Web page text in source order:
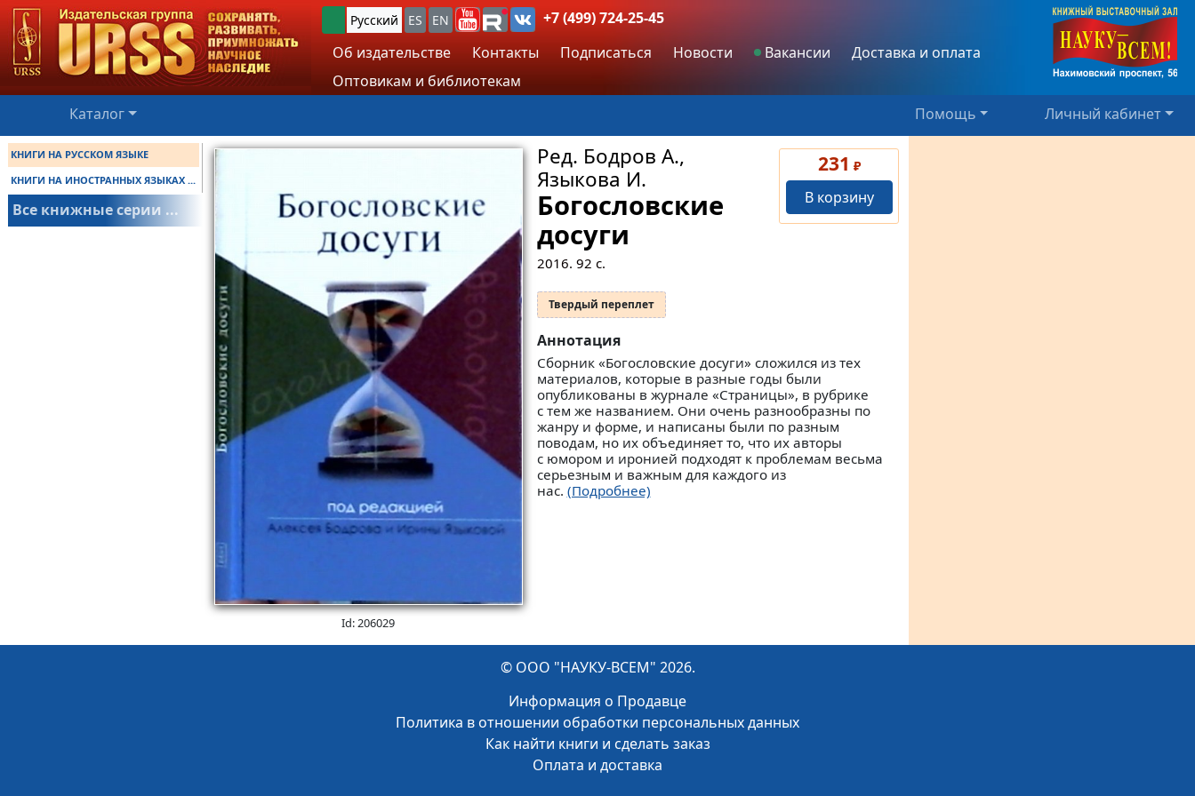
Русский ES EN
+7 (499) 724-25-45
Об издательстве
Контакты Подписаться Новости Вакансии
Доставка и оплата
Оптовикам и библиотекам
Каталог
Помощь Личный кабинет
КНИГИ НА РУССКОМ ЯЗЫКЕ
КНИГИ НА ИНОСТРАННЫХ ЯЗЫКАХ ...
Все книжные серии ...
Id: 206029
231 ₽
В корзину
Ред. Бодров А.,
Языкова И.
Богословские
досуги
2016. 92 с.
Твердый переплет
Аннотация
Сборник «Богословские досуги» сложился из тех
материалов, которые в разные годы были
опубликованы в журнале «Страницы», в рубрике
с тем же названием. Они очень разнообразны по
жанру и форме, и написаны были по разным
поводам, но их объединяет то, что их авторы
с юмором и иронией подходят к проблемам весьма
серьезным и важным для каждого из
нас. (Подробнее)
© ООО "НАУКУ-ВСЕМ" 2026.
Информация о Продавце
Политика в отношении обработки персональных данных
Как найти книги и сделать заказ
Оплата и доставка